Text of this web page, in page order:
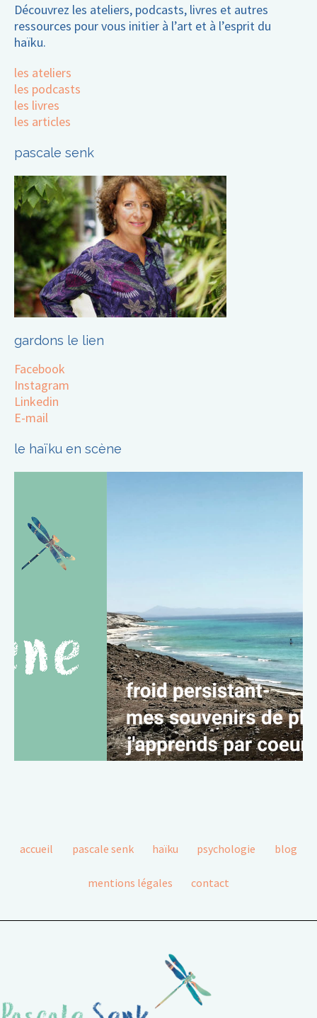
Découvrez les ateliers, podcasts, livres et autres
ressources pour vous initier à l’art et à l’esprit du
haïku.
les ateliers
les podcasts
les livres
les articles
pascale senk
gardons le lien
Facebook
Instagram
Linkedin
E-mail
le haïku en scène
accueil pascale senk haïku psychologie blog
mentions légales contact